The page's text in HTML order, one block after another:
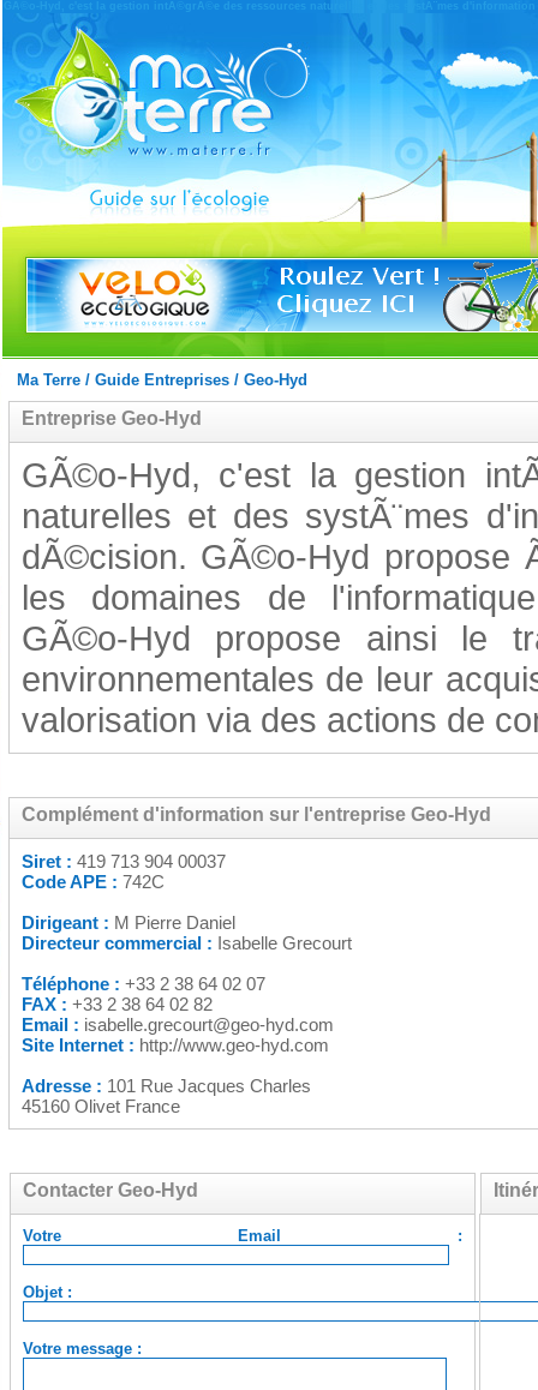
GÃ©o-Hyd, c'est la gestion intÃ©grÃ©e des ressources naturelles et des systÃ¨mes
Ma Terre/ Guide Entreprises/ Geo-Hyd
Entreprise Geo-Hyd
GÃ©o-Hyd, c'est la gestion
naturelles et des systÃ¨mes
dÃ©cision. GÃ©o-Hyd propose
les domaines de
GÃ©o-Hyd propose ainsi le
environnementales de leur
valorisation via des actions de
Complément d'information sur l'entreprise Geo-Hyd
Siret : 419 713 904 00037
Code APE : 742C
Dirigeant : M Pierre Daniel
Directeur commercial : Isabelle Grecourt
Téléphone : +33 2 38 64 02 07
FAX : +33 2 38 64 02 82
Email : isabelle.grecourt@geo-hyd.com
Site Internet : http://www.geo-hyd.com
Adresse : 101 Rue Jacques Charles
45160 Olivet France
Contacter Geo-Hyd
Votre Email :
Objet :
Votre message :